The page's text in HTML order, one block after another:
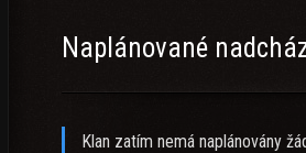
Naplánované
Klan zatím nemá naplánovány